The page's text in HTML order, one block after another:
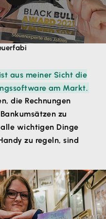
aus meiner Sicht die
am Markt.
die Rechnungen
zu
wichtigen Dinge
zu regeln, sind